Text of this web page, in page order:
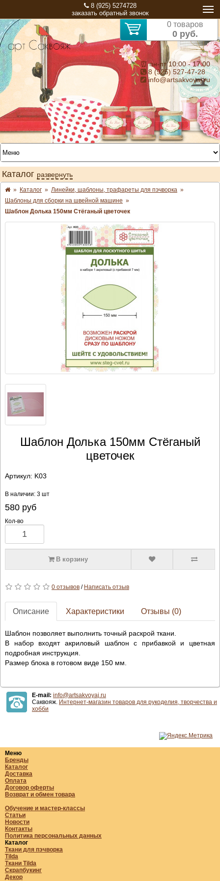
8 (925) 5274728
заказать обратный звонок
0 товаров
0 руб.
⏰ пн-пт 10:00 - 17:00
8 (925) 527-47-28
info@artsakvoyaj.ru
Каталог развернуть
» Каталог » Линейки, шаблоны, трафареты для пэчворка »
Шаблоны для сборки на швейной машине »
Шаблон Долька 150мм Стёганый цветочек
Шаблон Долька 150мм Стёганый
цветочек
Артикул: K03
В наличии: 3 шт
580руб
Кол-во
В корзину
0 отзывов/ Написать отзыв
Описание Характеристики Отзывы (0)
Шаблон позволяет выполнить точный раскрой ткани.
В набор входят акриловый шаблон с прибавкой и цветная
подробная инструкция.
Размер блока в готовом виде 150 мм.
E-mail: info@artsakvoyaj.ru
Саквояж. Интернет-магазин товаров для рукоделия, творчества и
хобби
Меню
Бренды
Каталог
Доставка
Оплата
Договор оферты
Возврат и обмен товара
Обучение и мастер-классы
Статьи
Новости
Контакты
Политика персональных данных
Каталог
Ткани для пэчворка
Tilda
Ткани Tilda
Скрапбукинг
Декор